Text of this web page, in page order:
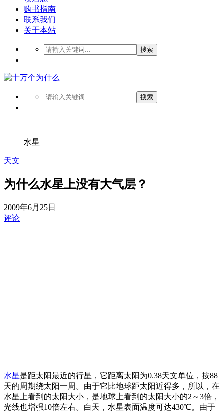
购书指南
联系我们
关于本站
搜索
搜索
水星
天文
为什么水星上没有大气层？
2009年6月25日
评论
水星是距太阳最近的行星，它距离太阳为0.38天文单位，按88
天的周期绕太阳一周。由于它比地球距太阳近得多，所以，在
水星上看到的太阳大小，是地球上看到的太阳大小的2～3倍，
光线也增强10倍左右。白天，水星表面温度可达430℃。由于